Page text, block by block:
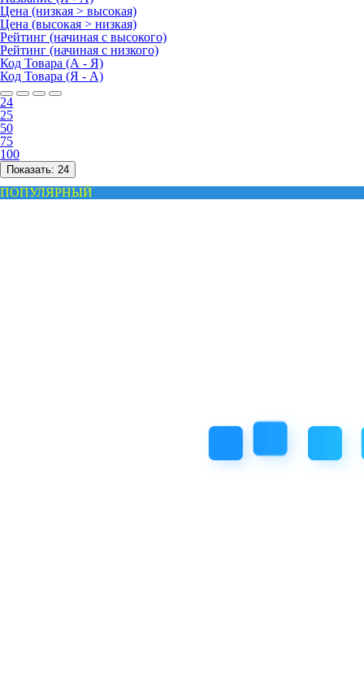
Цена (низкая > высокая)
Цена (высокая > низкая)
Рейтинг (начиная с высокого)
Рейтинг (начиная с низкого)
Код Товара (А - Я)
Код Товара (Я - А)
24
25
50
75
100
Показать: 24
ПОПУЛЯРНЫЙ